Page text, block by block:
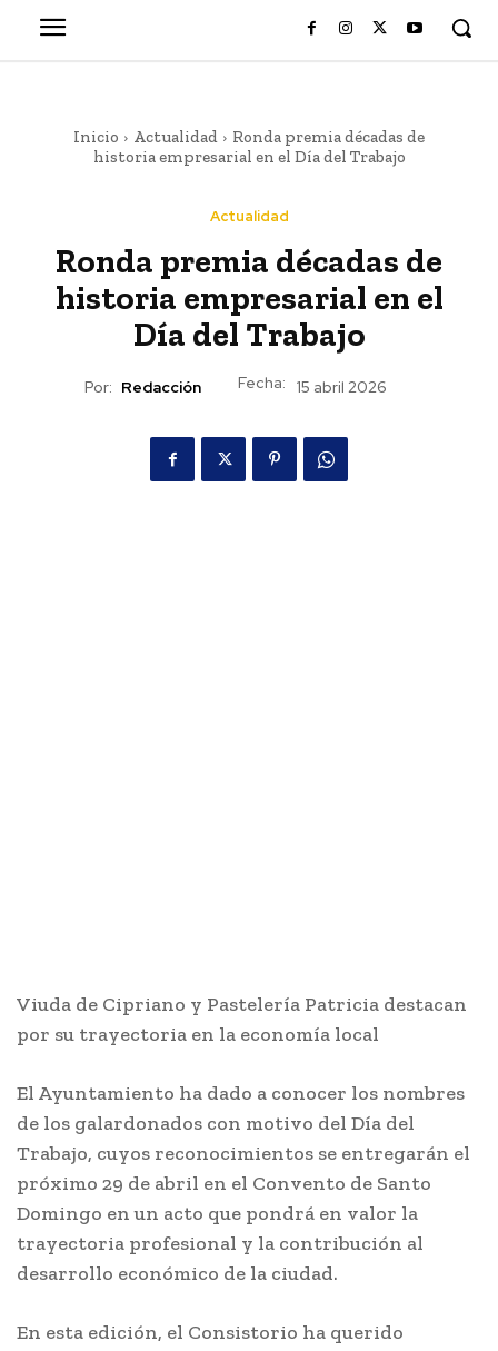
Inicio Actualidad
Ronda premia décadas de
historia empresarial en el Día del Trabajo
Actualidad
Ronda premia décadas de
historia empresarial en el
Día del Trabajo
Por: Redacción Fecha: 15 abril 2026
Viuda de Cipriano y Pastelería Patricia destacan
por su trayectoria en la economía local
El Ayuntamiento ha dado a conocer los nombres
de los galardonados con motivo del Día del
Trabajo, cuyos reconocimientos se entregarán el
próximo 29 de abril en el Convento de Santo
Domingo en un acto que pondrá en valor la
trayectoria profesional y la contribución al
desarrollo económico de la ciudad.
En esta edición, el Consistorio ha querido